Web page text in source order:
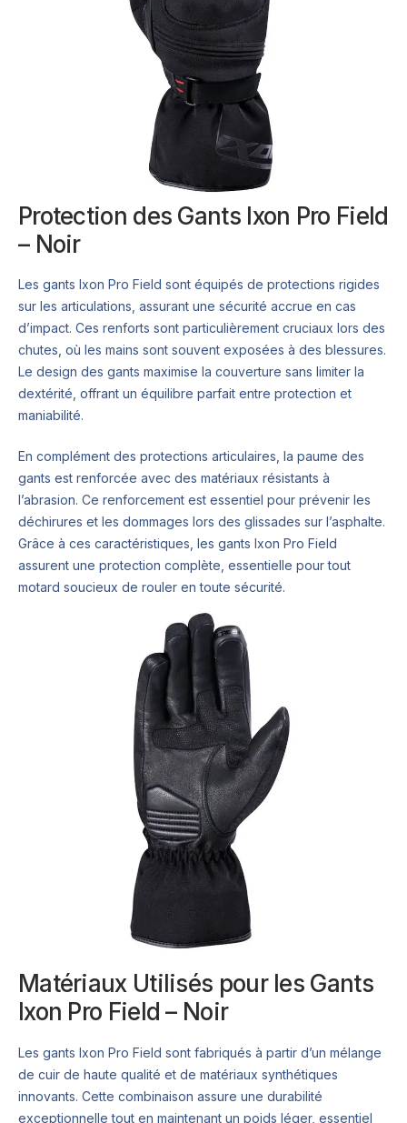
Protection des Gants Ixon Pro Field
– Noir
Les gants Ixon Pro Field sont équipés de protections rigides
sur les articulations, assurant une sécurité accrue en cas
d’impact. Ces renforts sont particulièrement cruciaux lors des
chutes, où les mains sont souvent exposées à des blessures.
Le design des gants maximise la couverture sans limiter la
dextérité, offrant un équilibre parfait entre protection et
maniabilité.
En complément des protections articulaires, la paume des
gants est renforcée avec des matériaux résistants à
l’abrasion. Ce renforcement est essentiel pour prévenir les
déchirures et les dommages lors des glissades sur l’asphalte.
Grâce à ces caractéristiques, les gants Ixon Pro Field
assurent une protection complète, essentielle pour tout
motard soucieux de rouler en toute sécurité.
Matériaux Utilisés pour les Gants
Ixon Pro Field – Noir
Les gants Ixon Pro Field sont fabriqués à partir d’un mélange
de cuir de haute qualité et de matériaux synthétiques
innovants. Cette combinaison assure une durabilité
exceptionnelle tout en maintenant un poids léger, essentiel